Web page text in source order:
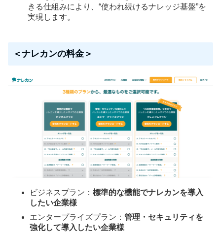
きる仕組みにより、“使われ続けるナレッジ基盤”を
実現します。
＜ナレカンの料金＞
ビジネスプラン： 標準的な機能でナレカンを導入
したい企業様
エンタープライズプラン： 管理・セキュリティを
強化して導入したい企業様